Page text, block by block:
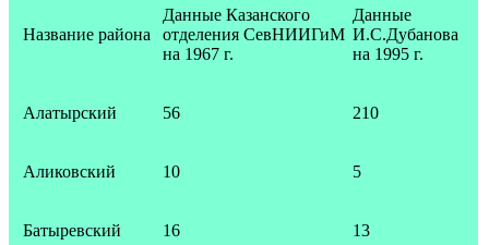
Название района
Данные Казанского
отделения СевНИИГиМ
на 1967 г.
Данные
И.С.Дубанова
на 1995 г.
Алатырский 56 210
Аликовский 10 5
Батыревский 16 13